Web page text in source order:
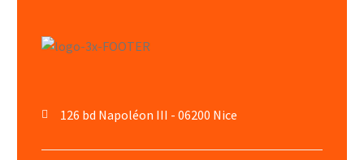
126 bd Napoléon III - 06200 Nice